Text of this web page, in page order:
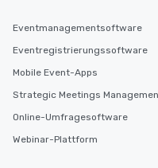
Eventmanagementsoftware
Eventregistrierungssoftware
Mobile Event-Apps
Strategic Meetings
Online-Umfragesoftware
Webinar-Plattform